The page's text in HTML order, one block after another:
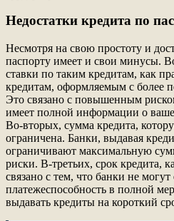
Недостатки кредита по
Несмотря на свою простоту и
паспорту имеет и свои минусы.
ставки по таким кредитам, как
кредитам, оформляемым с более
Это связано с повышенным
имеет полной информации о
Во-вторых, сумма кредита,
ограничена. Банки, выдавая
ограничивают максимальную
риски. В-третьих, срок кредита,
связано с тем, что банки не
платежеспособность в полной
выдавать кредиты на короткий